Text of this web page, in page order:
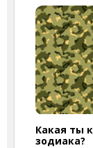
Какая ты
зодиака?